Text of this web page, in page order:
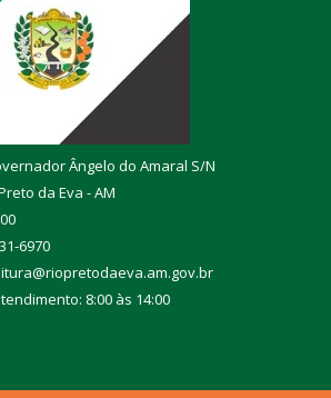
Ângelo do Amaral S/N
da Eva - AM
6970
8:00 às 14:00